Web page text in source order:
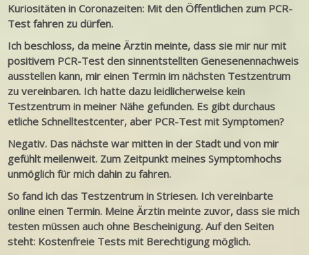
Kuriositäten in Coronazeiten: Mit den Öffentlichen zum PCR-
Test fahren zu dürfen.
Ich beschloss, da meine Ärztin meinte, dass sie mir nur mit
positivem PCR-Test den sinnentstellten Genesenennachweis
ausstellen kann, mir einen Termin im nächsten Testzentrum
zu vereinbaren. Ich hatte dazu leidlicherweise kein
Testzentrum in meiner Nähe gefunden. Es gibt durchaus
etliche Schnelltestcenter, aber PCR-Test mit Symptomen?
Negativ. Das nächste war mitten in der Stadt und von mir
gefühlt meilenweit. Zum Zeitpunkt meines Symptomhochs
unmöglich für mich dahin zu fahren.
So fand ich das Testzentrum in Striesen. Ich vereinbarte
online einen Termin. Meine Ärztin meinte zuvor, dass sie mich
testen müssen auch ohne Bescheinigung. Auf den Seiten
steht: Kostenfreie Tests mit Berechtigung möglich.